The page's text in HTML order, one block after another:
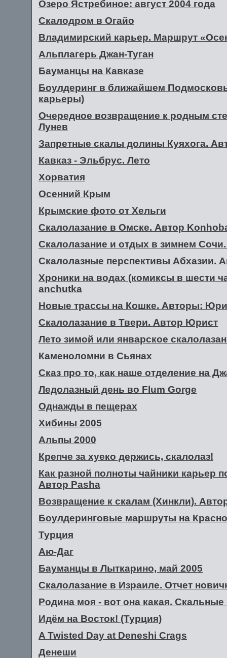
Озеро Ястребиное: август 2004 года
Скалодром в Огайо
Владимирский карьер. Маршрут
Альплагерь Джан-Туган
Бауманцы на Кавказе
Боулдеринг в ближайшем
карьеры)
Очередное возвращение к родным
Лунев
Запретные скалы долины Куяхога.
Кавказ - Эльбрус. Лето
Хорватия
Осенний Крым
Крымские фото от Хельги
Скалолазание в Омске. Автор
Скалолазание и отдых в зимнем
Скалолазные перспективы Абхазии.
Хроники на водах (комиксы в шести
anchutka
Новые трассы на Кошке. Авторы:
Скалолазание в Твери. Автор Юрист
Лето зимой или январское
Каменоломни в Сьянах
Сказ про то, как наше отделение на
Ледолазный день во Flum Gorge
Однажды в пещерах
Хибины 2005
Альпы 2000
Крепче за хуеко держись, скалолаз!
Как разной полноты чайники карьер
Автор Pasha
Возвращение к скалам (Хинкли).
Боулдеринговые маршруты на
Турция
Аю-Даг
Бауманцы в Лыткарино, май 2005
Скалолазание в Израиле. Отчет
Родина моя - вот она какая.
Идём на Восток! (Турция)
A Twisted Day at Deneshi Crags
Денеши